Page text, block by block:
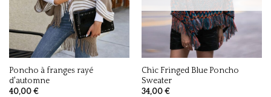
Poncho à franges rayé
d'automne
40,00€
Chic Fringed Blue Poncho
Sweater
34,00€